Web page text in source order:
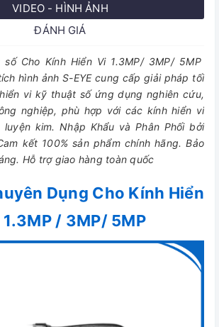
VIDEO - HÌNH ẢNH
ĐÁNH GIÁ
số Cho Kính Hiển Vi 1.3MP/ 3MP/ 5MP
hình ảnh S-EYE cung cấp giải pháp tối
vi kỹ thuật số ứng dụng nghiên cứu,
nghiệp, phù hợp với các kính hiển vi
luyện kim. Nhập Khẩu và Phân Phối bởi
kết 100% sản phẩm chính hãng. Bảo
Hỗ trợ giao hàng toàn quốc
Dụng Cho Kính Hiển
/ 3MP/ 5MP